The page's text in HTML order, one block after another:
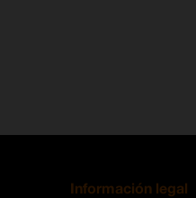
Información legal